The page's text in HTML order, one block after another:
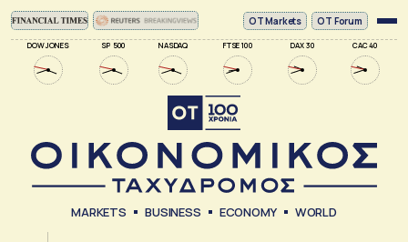
DOW JONES SP 500 NASDAQ FTSE 100 DAX 30 CAC 40
ΟΤ Markets OT Forum
MARKETS BUSINESS ECONOMY WORLD